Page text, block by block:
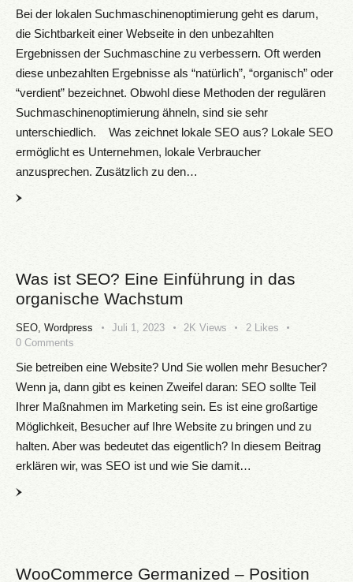
Bei der lokalen Suchmaschinenoptimierung geht es darum,
die Sichtbarkeit einer Webseite in den unbezahlten
Ergebnissen der Suchmaschine zu verbessern. Oft werden
diese unbezahlten Ergebnisse als “natürlich”, “organisch” oder
“verdient” bezeichnet. Obwohl diese Methoden der regulären
Suchmaschinenoptimierung ähneln, sind sie sehr
unterschiedlich. Was zeichnet lokale SEO aus? Lokale SEO
ermöglicht es Unternehmen, lokale Verbraucher
anzusprechen. Zusätzlich zu den…
Was ist SEO? Eine Einführung in das
organische Wachstum
SEO, Wordpress Juli 1, 2023 2K Views 2 Likes
0 Comments
Sie betreiben eine Website? Und Sie wollen mehr Besucher?
Wenn ja, dann gibt es keinen Zweifel daran: SEO sollte Teil
Ihrer Maßnahmen im Marketing sein. Es ist eine großartige
Möglichkeit, Besucher auf Ihre Website zu bringen und zu
halten. Aber was bedeutet das eigentlich? In diesem Beitrag
erklären wir, was SEO ist und wie Sie damit…
WooCommerce Germanized – Position